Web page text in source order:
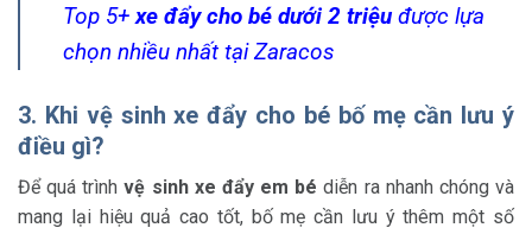
Top 5+xe đẩy cho bé dưới 2 triệu được lựa
chọn nhiều nhất tại Zaracos
3. Khi vệ sinh xe đẩy cho bé bố mẹ cần lưu ý
điều gì?
Để quá trìnhvệ sinh xe đẩy em bédiễn ra nhanh chóng và
mang lại hiệu quả cao tốt, bố mẹ cần lưu ý thêm một số